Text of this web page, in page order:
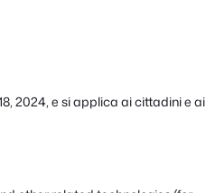
2024, e si applica ai cittadini e ai